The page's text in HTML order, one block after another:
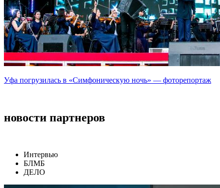
Уфа погрузилась в «Симфоническую ночь» — фоторепортаж
новости партнеров
Интервью
БЛМБ
ДЕЛО